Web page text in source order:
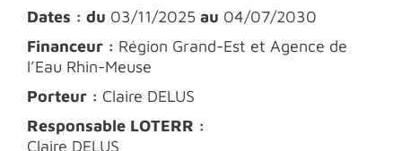
Dates : du 03/11/2025 au 04/07/2030
Financeur : Région Grand-Est et Agence de
l’Eau Rhin-Meuse
Porteur : Claire DELUS
Responsable LOTERR :
Claire DELUS